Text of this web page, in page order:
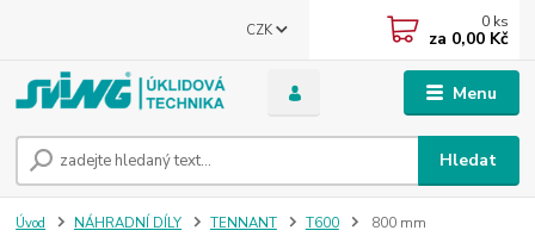
Menu
CZK
Hledat
0 ks
za 0,00 Kč
Úvod NÁHRADNÍ DÍLY TENNANT T600 800 mm